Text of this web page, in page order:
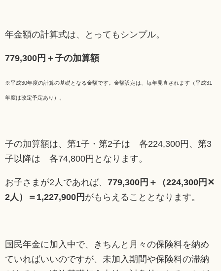
年金額の計算式は、とってもシンプル。
779,300円＋子の加算額
※平成30年度の計算の基礎となる金額です。金額設定は、毎年見直されます（平成31
年度は改定予定あり）。
子の加算額は、第1子・第2子は 各224,300円、第3
子以降は 各74,800円となります。
お子さまが2人であれば、 779,300円＋（224,300円✕
2人）＝1,227,900円 がもらえることとなります。
国民年金に加入中で、きちんと月々の保険料を納め
ていればいいのですが、未加入期間や保険料の滞納